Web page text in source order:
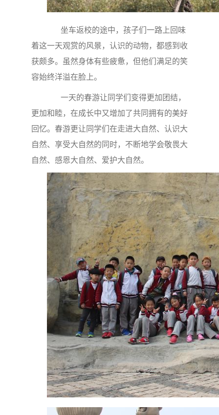
坐车返校的途中，孩子们一路上回味
着这一天观赏的风景，认识的动物，都感到收
获颇多。虽然身体有些疲惫，但他们满足的笑
容始终洋溢在脸上。
一天的春游让同学们变得更加团结，
更加和睦，在成长中又增加了共同拥有的美好
回忆。春游更让同学们在走进大自然、认识大
自然、享受大自然的同时，不断地学会敬畏大
自然、感恩大自然、爱护大自然。